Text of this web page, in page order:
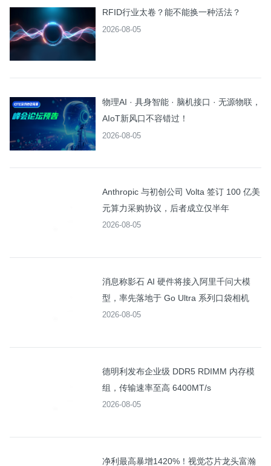
RFID行业太卷？能不能换一种活法？
2026-08-05
物理AI · 具身智能 · 脑机接口 · 无源物联，
AIoT新风口不容错过！
2026-08-05
Anthropic 与初创公司 Volta 签订 100 亿美
元算力采购协议，后者成立仅半年
2026-08-05
消息称影石 AI 硬件将接入阿里千问大模
型，率先落地于 Go Ultra 系列口袋相机
2026-08-05
德明利发布企业级 DDR5 RDIMM 内存模
组，传输速率至高 6400MT/s
2026-08-05
净利最高暴增1420%！视觉芯片龙头富瀚